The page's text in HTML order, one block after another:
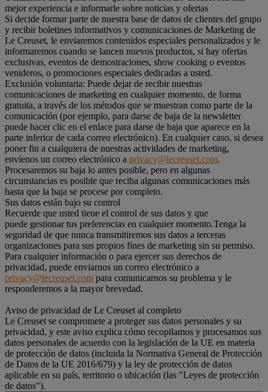
mejor experiencia e informarle sobre noticias y ofertas
Si decide formar parte de nuestra base de datos de clientes del grupo
y recibir boletines informativos y comunicaciones de Marketing de
Le Creuset, le enviaremos contenidos especiales personalizados y le
informaremos cuando se lancen nuevos productos, si hay ofertas
exclusivas, eventos de demostraciones, show cooking o eventos
venideros, o promociones especiales dedicadas a usted.
Exclusión voluntaria: Puede dejar de recibir nuestras
comunicaciones de marketing en cualquier momento, de forma
gratuita, a través de los métodos que se muestran como parte de la
comunicación (por ejemplo, para darse de baja de la newsletter
puede hacer clic en el enlace para darse de baja que aparece en la
parte inferior de cada correo electrónico). En cualquier caso, si desea
poner fin a cualquiera de nuestras actividades de marketing,
envíenos un correo electrónico a privacy@lecreuset.com.
Procesaremos su baja lo antes posible, pero en algunas
circunstancias es posible que reciba algunas comunicaciones más
hasta que la baja se procese por completo.
Sus datos están bajo su control
Recuerde que usted tiene el control de sus datos y que
puede gestionar tus preferencias en cualquier momento.Tenga la
seguridad de que nunca transmitiremos sus datos a terceras
organizaciones para sus propios fines de marketing sin su permiso.
Para cualquier información o para ejercer sus derechos de
privacidad, puede enviarnos un correo electrónico a
privacy@lecreuset.com para comunicarnos su problema y le
responderemos a la mayor brevedad.
Aviso de privacidad de Le Creuset al completo
Le Creuset se compromete a proteger sus datos personales y su
privacidad, y este aviso explica cómo recopilamos y procesamos sus
datos personales de acuerdo con la legislación de la UE en materia
de protección de datos (incluida la Normativa General de Protección
de Datos de la UE 2016/679) y la ley de protección de datos
aplicable en su país, territorio o ubicación (las "Leyes de protección
de datos").